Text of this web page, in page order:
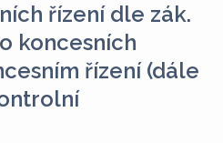
řízení dle zák.
koncesních
řízení (dále